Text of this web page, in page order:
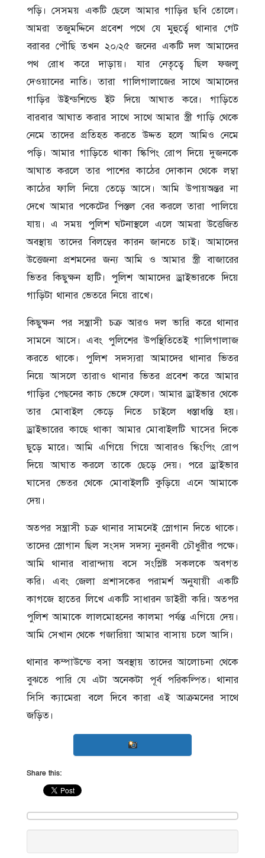
পড়ি। সেসময় একটি ছেলে আমার গাড়ির ছবি তোলে।
আমরা তজুমদ্দিনে প্রবেশ পথে যে মুহুর্ত্বে থানার গেট
বরাবর পৌছি তখন ২০/২৫ জনের একটি দল আমাদের
পথ রোধ করে দাড়ায়। যার নেতৃত্বে ছিল ফজলু
দেওয়ানের নাতি। তারা গালিগালাজের সাথে আমাদের
গাড়ির উইন্ডশিল্ডে ইট দিয়ে আঘাত করে। গাড়িতে
বারবার আঘাত করার সাথে সাথে আমার স্ত্রী গাড়ি থেকে
নেমে তাদের প্রতিহত করতে উদ্দত হলে আমিও নেমে
পড়ি। আমার গাড়িতে থাকা স্কিপিং রোপ দিয়ে দুজনকে
আঘাত করলে তার পাশের কাঠের দোকান থেকে লম্বা
কাঠের ফালি নিয়ে তেড়ে আসে। আমি উপায়অন্তর না
দেখে আমার পকেটের পিস্তল বের করলে তারা পালিয়ে
যায়। এ সময় পুলিশ ঘটনাস্থলে এলে আমরা উত্তেজিত
অবস্থায় তাদের বিলম্বের কারন জানতে চাই। আমাদের
উত্তেজনা প্রশমনের জন্য আমি ও আমার স্ত্রী বাজারের
ভিতর কিছুক্ষন হাটি। পুলিশ আমাদের ড্রাইভারকে দিয়ে
গাড়িটা থানার ভেতরে নিয়ে রাখে।
কিছুক্ষন পর সন্ত্রাসী চক্র আরও দল ভারি করে থানার
সামনে আসে। এবং পুলিশের উপস্থিতিতেই গালিগালাজ
করতে থাকে। পুলিশ সদস্যরা আমাদের থানার ভিতর
নিয়ে আসলে তারাও থানার ভিতর প্রবেশ করে আমার
গাড়ির পেছনের কাচ ভেঙ্গে ফেলে। আমার ড্রাইভার থেকে
তার মোবাইল কেড়ে নিতে চাইলে ধস্তাধস্তি হয়।
ড্রাইভারের কাছে থাকা আমার মোবাইলটি ঘাসের দিকে
ছুড়ে মারে। আমি এগিয়ে গিয়ে আবারও স্কিংপিং রোপ
দিয়ে আঘাত করলে তাকে ছেড়ে দেয়। পরে ড্রাইভার
ঘাসের ভেতর থেকে মোবাইলটি কুড়িয়ে এনে আমাকে
দেয়।
অতপর সন্ত্রাসী চক্র থানার সামনেই স্লোগান দিতে থাকে।
তাদের স্লোগান ছিল সংসদ সদস্য নুরনবী চৌধুরীর পক্ষে।
আমি থানার বারান্দায় বসে সংস্লিষ্ট সকলকে অবগত
করি। এবং জেলা প্রশাসকের পরামর্শ অনুযায়ী একটি
কাগজে হাতের লিখে একটি সাধারন ডাইরী করি। অতপর
পুলিশ আমাকে লালমোহনের কালমা পর্যন্ত এগিয়ে দেয়।
আমি সেখান থেকে গজারিয়া আমার বাসায় চলে আসি।
থানার কম্পাউন্ডে বসা অবস্থায় তাদের আলোচনা থেকে
বুঝতে পারি যে এটা অনেকটা পূর্ব পরিকল্পিত। থানার
সিসি ক্যামেরা বলে দিবে কারা এই আক্রমনের সাথে
জড়িত।
Share this: